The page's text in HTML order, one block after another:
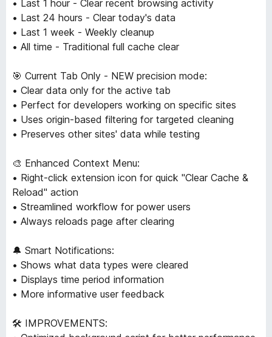
• Last 1 hour - Clear recent browsing activity
• Last 24 hours - Clear today's data
• Last 1 week - Weekly cleanup
• All time - Traditional full cache clear
🎯 Current Tab Only - NEW precision mode:
• Clear data only for the active tab
• Perfect for developers working on specific sites
• Uses origin-based filtering for targeted cleaning
• Preserves other sites' data while testing
🎨 Enhanced Context Menu:
• Right-click extension icon for quick "Clear Cache &
Reload" action
• Streamlined workflow for power users
• Always reloads page after clearing
🔔 Smart Notifications:
• Shows what data types were cleared
• Displays time period information
• More informative user feedback
🛠️ IMPROVEMENTS: